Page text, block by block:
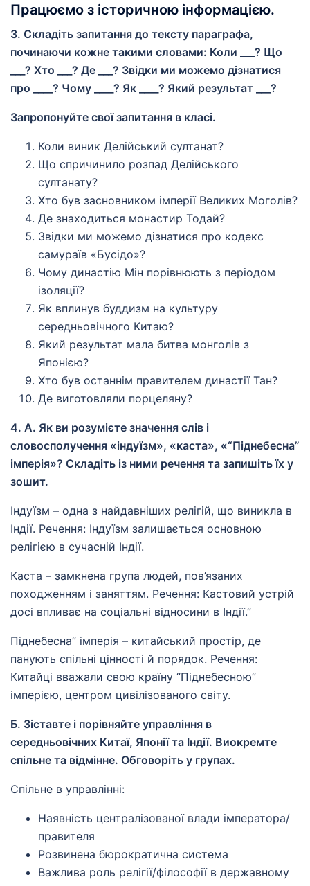
Працюємо з історичною інформацією.
3. Складіть запитання до тексту параграфа,
починаючи кожне такими словами: Коли ___? Що
___? Хто ___? Де ___? Звідки ми можемо дізнатися
про ____? Чому ____? Як ____? Який результат ___?
Запропонуйте свої запитання в класі.
Коли виник Делійський султанат?
Що спричинило розпад Делійського
султанату?
Хто був засновником імперії Великих Моголів?
Де знаходиться монастир Тодай?
Звідки ми можемо дізнатися про кодекс
самураїв «Бусідо»?
Чому династію Мін порівнюють з періодом
ізоляції?
Як вплинув буддизм на культуру
середньовічного Китаю?
Який результат мала битва монголів з
Японією?
Хто був останнім правителем династії Тан?
Де виготовляли порцеляну?
4. А. Як ви розумієте значення слів і
словосполучення «індуїзм», «каста», «“Піднебесна”
імперія»? Складіть із ними речення та запишіть їх у
зошит.
Індуїзм – одна з найдавніших релігій, що виникла в
Індії. Речення: Індуїзм залишається основною
релігією в сучасній Індії.
Каста – замкнена група людей, пов’язаних
походженням і заняттям. Речення: Кастовий устрій
досі впливає на соціальні відносини в Індії.”
Піднебесна” імперія – китайський простір, де
панують спільні цінності й порядок. Речення:
Китайці вважали свою країну “Піднебесною”
імперією, центром цивілізованого світу.
Б. Зіставте і порівняйте управління в
середньовічних Китаї, Японії та Індії. Виокремте
спільне та відмінне. Обговоріть у групах.
Спільне в управлінні:
Наявність централізованої влади імператора/
правителя
Розвинена бюрократична система
Важлива роль релігії/філософії в державному